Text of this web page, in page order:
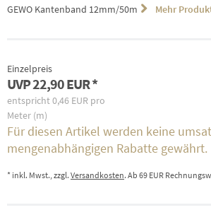
GEWO Kantenband 12mm/50m Mehr
Einzelpreis
UVP22,90 EUR
entspricht0,46 EUR pro
Meter (m)
Für diesen Artikel werden keine
mengenabhängigen Rabatte gewährt.
* inkl. Mwst., zzgl. Versandkosten. Ab 69 EUR